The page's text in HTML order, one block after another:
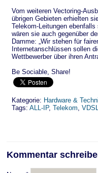
Vom weiteren Vectoring-
übrigen Gebieten erhielten
Telekom-Leitungen
wären sie auch gegenüber
Damme: „Wir stehen für
Internetanschlüssen sollen
Wettbewerber über ihren
Be Sociable, Share!
Kategorie: Hardware &
Tags: ALL-IP, Telekom,
Kommentar